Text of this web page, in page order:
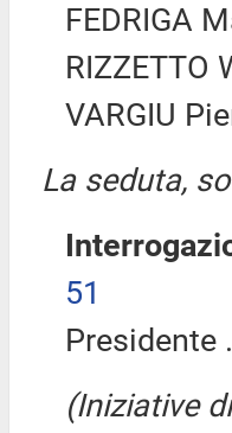
FEDRIGA
RIZZETTO
VARGIU
La seduta,
51
Presidente
(Iniziative